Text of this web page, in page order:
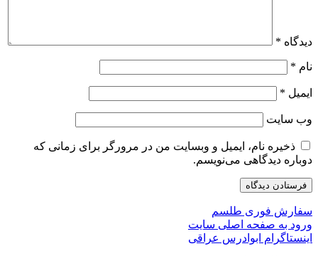
دیدگاه *
نام *
ایمیل *
وب‌ سایت
ذخیره نام، ایمیل و وبسایت من در مرورگر برای زمانی که
دوباره دیدگاهی می‌نویسم.
سفارش فوری طلسم
ورود به صفحه اصلی سایت
اینستاگرام ابوادرس عراقی